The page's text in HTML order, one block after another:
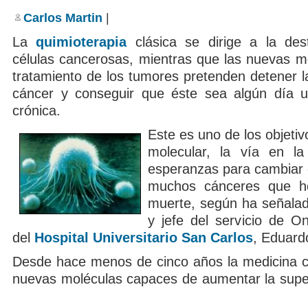
Carlos Martin
Laquimioterapiaclásica se dirige a la
células cancerosas, mientras que las nuevas
tratamiento de los tumores pretenden detener
cáncer y conseguir que éste sea algún día
crónica.
Este es uno de los
molecular, la vía en
esperanzas para
muchos cánceres que
muerte, según ha
y jefe del servicio de
del Hospital Universitario San Carlos,
Desde hace menos de cinco años la medicina
nuevas moléculas capaces de aumentar la